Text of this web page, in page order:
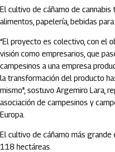
El cultivo de cáñamo de
alimentos, papelería, bebidas
“El proyecto es colectivo, con el
visión como empresarios, que
campesinos a una empresa
la transformación del producto
mismo", sostuvo Argemiro Lara,
asociación de campesinos y
Europa.
El cultivo de cáñamo más grande
118 hectáreas.